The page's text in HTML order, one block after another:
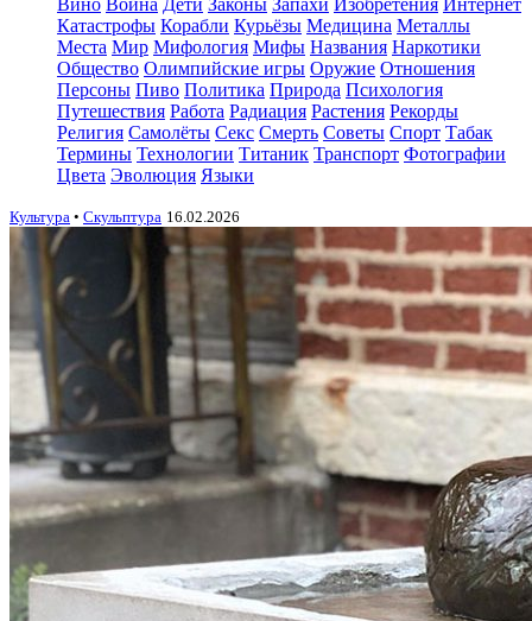
Вино Война Дети Законы Запахи Изобретения Интернет
Катастрофы Корабли Курьёзы Медицина Металлы
Места Мир Мифология Мифы Названия Наркотики
Общество Олимпийские игры Оружие Отношения
Персоны Пиво Политика Природа Психология
Путешествия Работа Радиация Растения Рекорды
Религия Самолёты Секс Смерть Советы Спорт Табак
Термины Технологии Титаник Транспорт Фотографии
Цвета Эволюция Языки
Культура • Скульптура 16.02.2026